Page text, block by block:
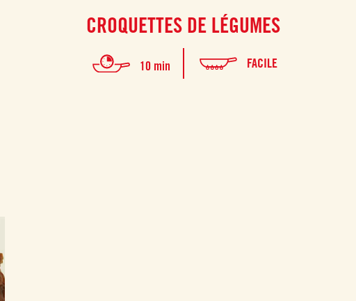
CROQUETTES DE LÉGUMES
10 min FACILE